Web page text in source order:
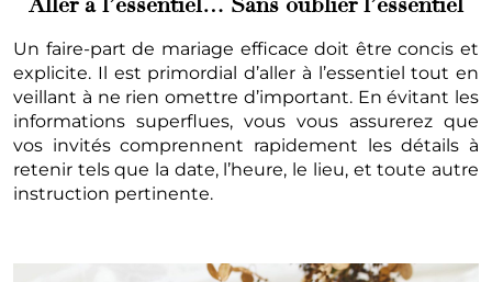
Un faire-part de mariage efficace doit être concis et
explicite. Il est primordial d’aller à l’essentiel tout en
veillant à ne rien omettre d’important. En évitant les
informations superflues, vous vous assurerez que
vos invités comprennent rapidement les détails à
retenir tels que la date, l’heure, le lieu, et toute autre
instruction pertinente.